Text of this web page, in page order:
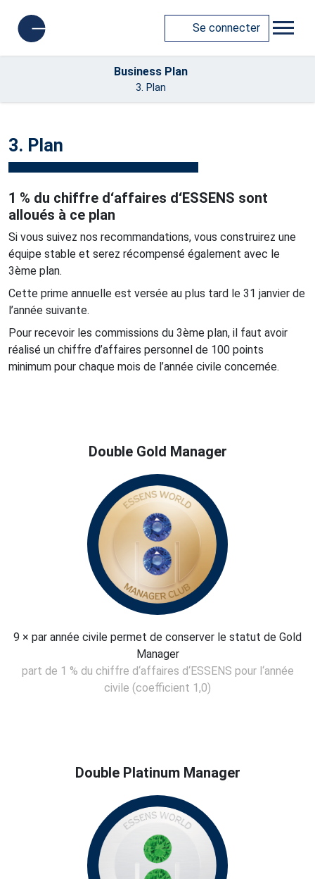
Se connecter
Business Plan
3. Plan
3. Plan
1 % du chiffre d‘affaires d‘ESSENS sont
alloués à ce plan
Si vous suivez nos recommandations, vous construirez une
équipe stable et serez récompensé également avec le
3ème plan.
Cette prime annuelle est versée au plus tard le 31 janvier de
l’année suivante.
Pour recevoir les commissions du 3ème plan, il faut avoir
réalisé un chiffre d’affaires personnel de 100 points
minimum pour chaque mois de l’année civile concernée.
Double Gold Manager
9 × par année civile permet de conserver le statut de Gold
Manager
part de 1 % du chiffre d‘affaires d‘ESSENS pour l‘année
civile (coefficient 1,0)
Double Platinum Manager